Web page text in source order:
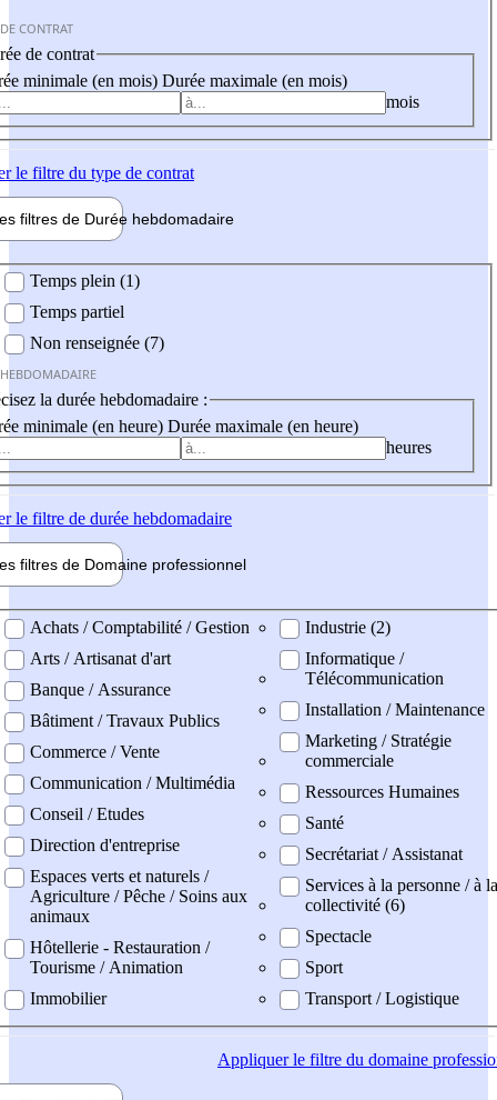
CONTRAT
de contrat
minimale (en mois) Durée maximale (en mois)
mois
le filtre du type de contrat
filtres de Durée hebdomadaire
Temps plein (1)
Temps partiel
Non renseignée (7)
la durée hebdomadaire :
minimale (en heure) Durée maximale (en heure)
heures
le filtre de durée hebdomadaire
filtres de Domaine professionnel
professionel
Achats / Comptabilité / Gestion
Arts / Artisanat d'art
Banque / Assurance
Bâtiment / Travaux Publics
Commerce / Vente
Communication / Multimédia
Conseil / Etudes
Direction d'entreprise
Espaces verts et naturels /
Agriculture / Pêche / Soins aux
animaux
Hôtellerie - Restauration /
Tourisme / Animation
Immobilier
Industrie (2)
Informatique /
Télécommunication
Installation / Maintenance
Marketing / Stratégie
commerciale
Ressources Humaines
Santé
Secrétariat / Assistanat
Services à la personne / à la
collectivité (6)
Spectacle
Sport
Transport / Logistique
Appliquerle filtre du domaine